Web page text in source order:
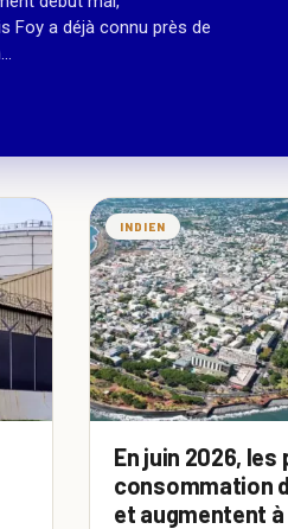
Foy a déjà connu près de
INDIEN
En juin 2026, les
consommation
et augmentent